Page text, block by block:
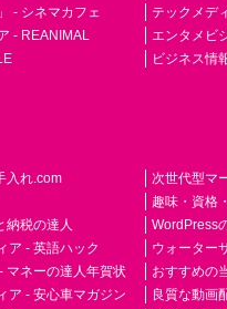
- シネマカフェ
- REANIMAL
テックメデ
エンタメビ
ビジネス情
入れ.com
納税の達人
ア - 英語ハック
マネーの達人年賀状
ア - 安心車マガジン
次世代型マ
趣味・資格
WordPress
ウォーター
おすすめの
良質な動画